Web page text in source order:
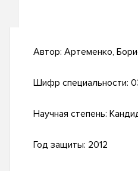
Автор: Артеменко,
Шифр специальности:
Научная степень:
Год защиты: 2012